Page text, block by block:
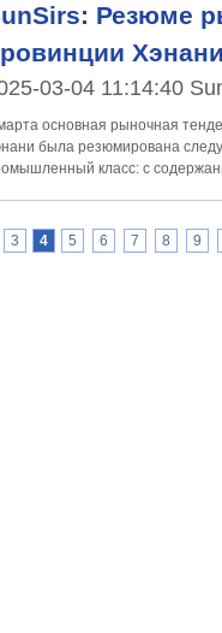
Резюме
03-04 11:14:40
основная рыночная
была резюмирована следующим
класс: с
3 4 5 6 7 8 9